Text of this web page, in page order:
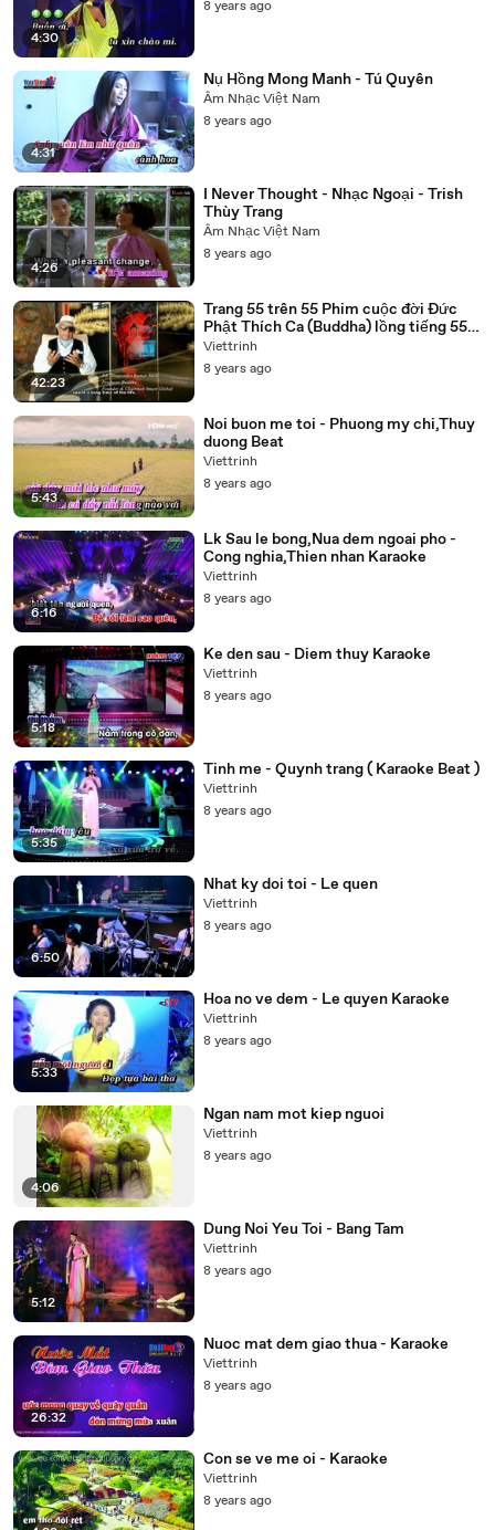
4:30
8 years ago
4:31
Nụ Hồng Mong Manh - Tú Quyên
Âm Nhạc Việt Nam
8 years ago
4:26
I Never Thought - Nhạc Ngoại - Trish
Thùy Trang
Âm Nhạc Việt Nam
8 years ago
42:23
Trang 55 trên 55 Phim cuộc đời Đức
Phật Thích Ca (Buddha) lồng tiếng 55
tập trọn bộ
Viettrinh
8 years ago
5:43
Noi buon me toi - Phuong my chi,Thuy
duong Beat
Viettrinh
8 years ago
6:16
Lk Sau le bong,Nua dem ngoai pho -
Cong nghia,Thien nhan Karaoke
Viettrinh
8 years ago
5:18
Ke den sau - Diem thuy Karaoke
Viettrinh
8 years ago
5:35
Tinh me - Quynh trang ( Karaoke Beat )
Viettrinh
8 years ago
6:50
Nhat ky doi toi - Le quen
Viettrinh
8 years ago
5:33
Hoa no ve dem - Le quyen Karaoke
Viettrinh
8 years ago
4:06
Ngan nam mot kiep nguoi
Viettrinh
8 years ago
5:12
Dung Noi Yeu Toi - Bang Tam
Viettrinh
8 years ago
26:32
Nuoc mat dem giao thua - Karaoke
Viettrinh
8 years ago
Con se ve me oi - Karaoke
Viettrinh
8 years ago